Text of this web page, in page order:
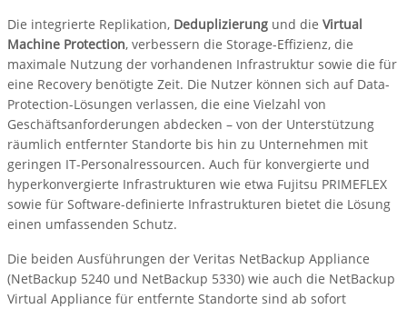
Die integrierte Replikation, Deduplizierung und die Virtual
Machine Protection, verbessern die Storage-Effizienz, die
maximale Nutzung der vorhandenen Infrastruktur sowie die für
eine Recovery benötigte Zeit. Die Nutzer können sich auf Data-
Protection-Lösungen verlassen, die eine Vielzahl von
Geschäftsanforderungen abdecken – von der Unterstützung
räumlich entfernter Standorte bis hin zu Unternehmen mit
geringen IT-Personalressourcen. Auch für konvergierte und
hyperkonvergierte Infrastrukturen wie etwa Fujitsu PRIMEFLEX
sowie für Software-definierte Infrastrukturen bietet die Lösung
einen umfassenden Schutz.
Die beiden Ausführungen der Veritas NetBackup Appliance
(NetBackup 5240 und NetBackup 5330) wie auch die NetBackup
Virtual Appliance für entfernte Standorte sind ab sofort